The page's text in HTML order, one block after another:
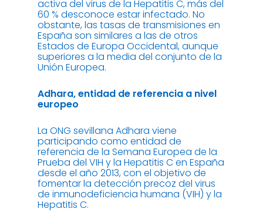
activa del virus de la Hepatitis C, más del
60 % desconoce estar infectado. No
obstante, las tasas de transmisiones en
España son similares a las de otros
Estados de Europa Occidental, aunque
superiores a la media del conjunto de la
Unión Europea.
Adhara, entidad de referencia a nivel
europeo
La ONG sevillana Adhara viene
participando como entidad de
referencia de la Semana Europea de la
Prueba del VIH y la Hepatitis C en España
desde el año 2013, con el objetivo de
fomentar la detección precoz del virus
de inmunodeficiencia humana (VIH) y la
Hepatitis C.